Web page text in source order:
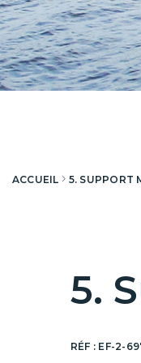
ACCUEIL 5. SUPPORT
5.
RÉF : EF-2-